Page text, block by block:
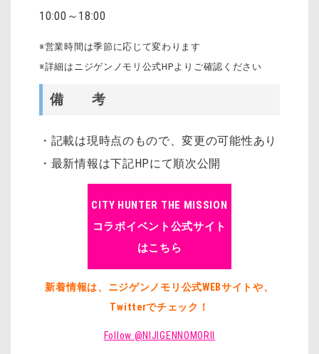
10:00～18:00
※営業時間は季節に応じて変わります
※詳細はニジゲンノモリ公式HPよりご確認ください
備 考
・記載は現時点のもので、変更の可能性あり
・最新情報は下記HPにて順次公開
CITY HUNTER THE MISSION
コラボイベント 公式サイト
はこちら
新着情報は、ニジゲンノモリ公式WEBサイトや、
Twitterでチェック！
Follow @NIJIGENNOMORII